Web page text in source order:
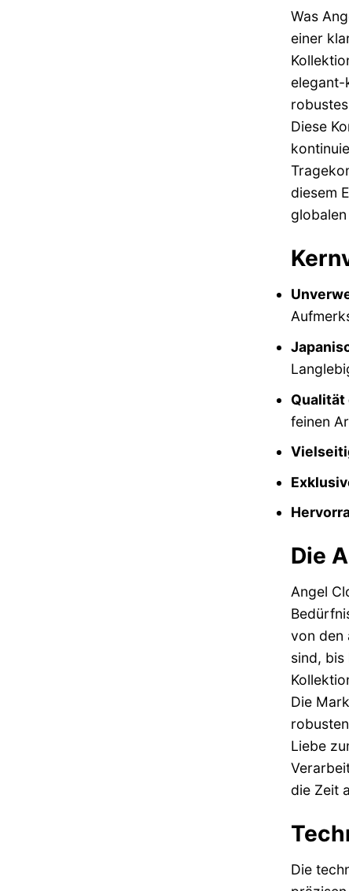
Was
einer
elegant-
Diese
diesem
Qualität
feinen
Die
Angel
von den
sind,
Die
Liebe
die Zeit
Die